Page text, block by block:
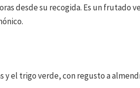
desde su recogida. Es un
y el trigo verde, con regusto a